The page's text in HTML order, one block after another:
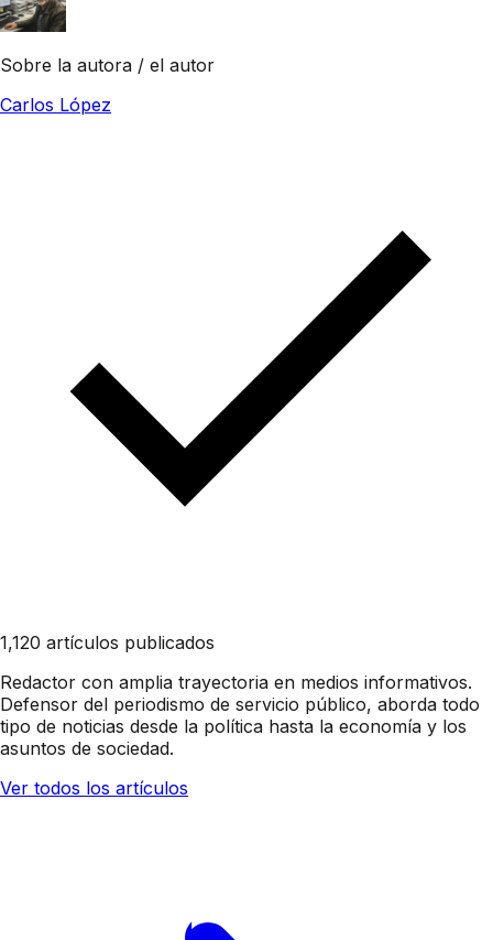
Sobre la autora / el autor
Carlos López
1,120 artículos publicados
Redactor con amplia trayectoria en medios informativos.
Defensor del periodismo de servicio público, aborda todo
tipo de noticias desde la política hasta la economía y los
asuntos de sociedad.
Ver todos los artículos